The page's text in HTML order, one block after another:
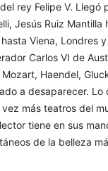
rey Felipe V. Llegó
Jesús Ruiz
Viena, Londres
Carlos VI de
Haendel,
a desaparecer.
más teatros del
tiene en sus
de la belleza